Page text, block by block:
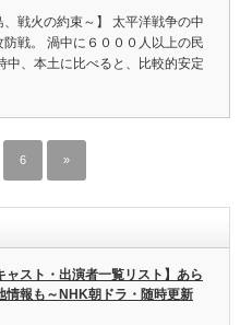
、戦火の約束～】 太平洋戦争の中
戦。 渦中に６０００人以上の民
中、本土に比べると、比較的安定
6 »
ャスト・出演者一覧リスト】あら
情報も～NHK朝ドラ・随時更新